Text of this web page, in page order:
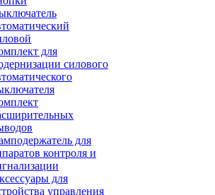
для
силового
для
контроля и
для
управления